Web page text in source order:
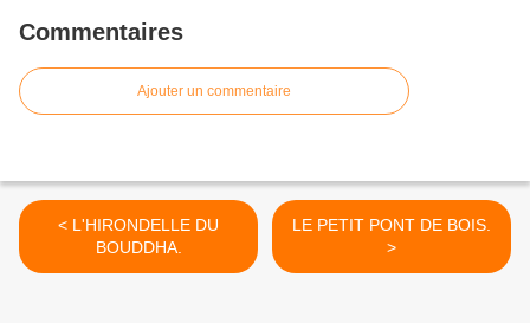
Commentaires
Ajouter un commentaire
< L'HIRONDELLE DU
BOUDDHA.
LE PETIT PONT DE BOIS.
>